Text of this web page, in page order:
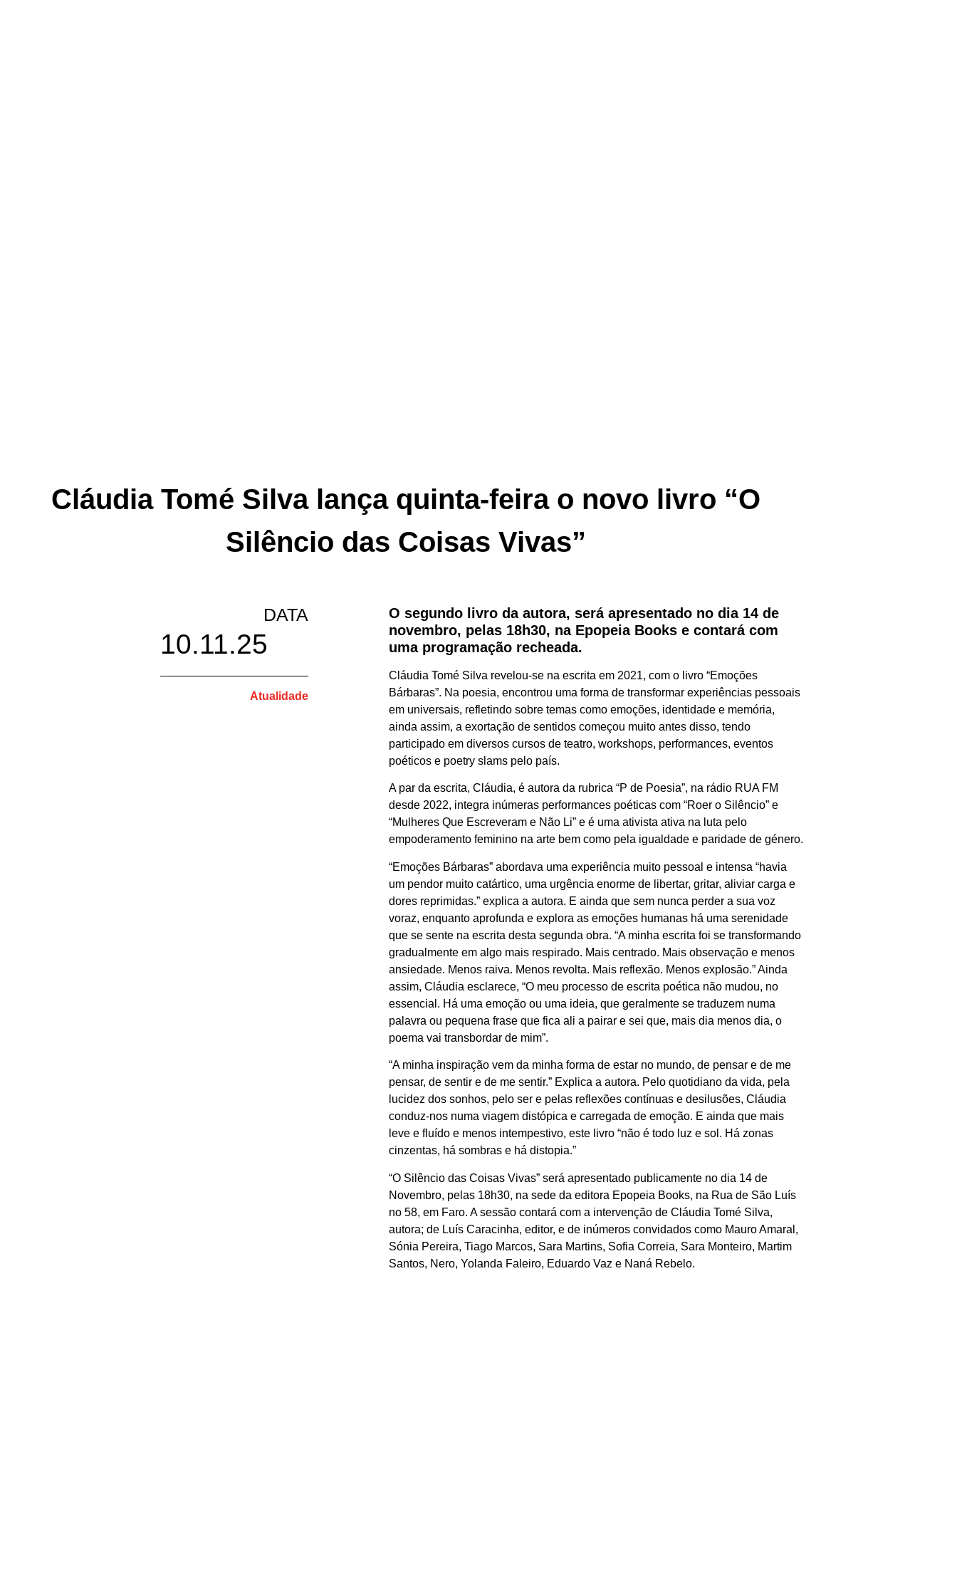
Cláudia Tomé Silva lança quinta-feira o novo livro “O
Silêncio das Coisas Vivas”
DATA
10.11.25
Atualidade
O segundo livro da autora, será apresentado no dia 14 de
novembro, pelas 18h30, na Epopeia Books e contará com
uma programação recheada.
Cláudia Tomé Silva revelou-se na escrita em 2021, com o livro “Emoções
Bárbaras”. Na poesia, encontrou uma forma de transformar experiências pessoais
em universais, refletindo sobre temas como emoções, identidade e memória,
ainda assim, a exortação de sentidos começou muito antes disso, tendo
participado em diversos cursos de teatro, workshops, performances, eventos
poéticos e poetry slams pelo país.
A par da escrita, Cláudia, é autora da rubrica “P de Poesia”, na rádio RUA FM
desde 2022, integra inúmeras performances poéticas com “Roer o Silêncio” e
“Mulheres Que Escreveram e Não Li” e é uma ativista ativa na luta pelo
empoderamento feminino na arte bem como pela igualdade e paridade de género.
“Emoções Bárbaras” abordava uma experiência muito pessoal e intensa “havia
um pendor muito catártico, uma urgência enorme de libertar, gritar, aliviar carga e
dores reprimidas.” explica a autora. E ainda que sem nunca perder a sua voz
voraz, enquanto aprofunda e explora as emoções humanas há uma serenidade
que se sente na escrita desta segunda obra. “A minha escrita foi se transformando
gradualmente em algo mais respirado. Mais centrado. Mais observação e menos
ansiedade. Menos raiva. Menos revolta. Mais reflexão. Menos explosão.” Ainda
assim, Cláudia esclarece, “O meu processo de escrita poética não mudou, no
essencial. Há uma emoção ou uma ideia, que geralmente se traduzem numa
palavra ou pequena frase que fica ali a pairar e sei que, mais dia menos dia, o
poema vai transbordar de mim”.
“A minha inspiração vem da minha forma de estar no mundo, de pensar e de me
pensar, de sentir e de me sentir.” Explica a autora. Pelo quotidiano da vida, pela
lucidez dos sonhos, pelo ser e pelas reflexões contínuas e desilusões, Cláudia
conduz-nos numa viagem distópica e carregada de emoção. E ainda que mais
leve e fluído e menos intempestivo, este livro “não é todo luz e sol. Há zonas
cinzentas, há sombras e há distopia.”
“O Silêncio das Coisas Vivas” será apresentado publicamente no dia 14 de
Novembro, pelas 18h30, na sede da editora Epopeia Books, na Rua de São Luís
no 58, em Faro. A sessão contará com a intervenção de Cláudia Tomé Silva,
autora; de Luís Caracinha, editor, e de inúmeros convidados como Mauro Amaral,
Sónia Pereira, Tiago Marcos, Sara Martins, Sofia Correia, Sara Monteiro, Martim
Santos, Nero, Yolanda Faleiro, Eduardo Vaz e Naná Rebelo.